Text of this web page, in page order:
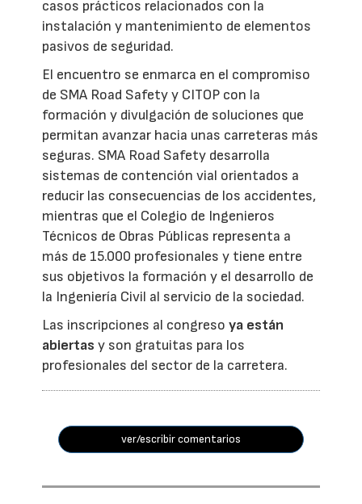
casos prácticos relacionados con la
instalación y mantenimiento de elementos
pasivos de seguridad.
El encuentro se enmarca en el compromiso
de SMA Road Safety y CITOP con la
formación y divulgación de soluciones que
permitan avanzar hacia unas carreteras más
seguras. SMA Road Safety desarrolla
sistemas de contención vial orientados a
reducir las consecuencias de los accidentes,
mientras que el Colegio de Ingenieros
Técnicos de Obras Públicas representa a
más de 15.000 profesionales y tiene entre
sus objetivos la formación y el desarrollo de
la Ingeniería Civil al servicio de la sociedad.
Las inscripciones al congresoya están
abiertas y son gratuitas para los
profesionales del sector de la carretera.
ver/escribir comentarios